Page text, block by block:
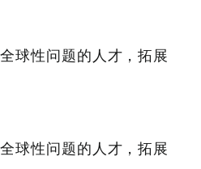
球性问题的人才，拓展
球性问题的人才，拓展